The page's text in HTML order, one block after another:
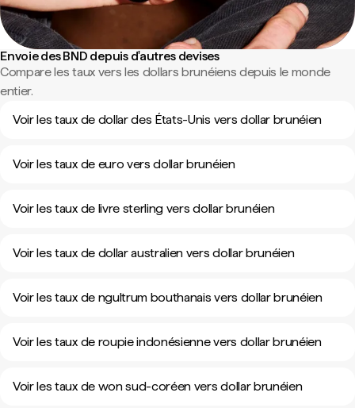
Envoie des BND depuis d'autres devises
Compare les taux vers les dollars brunéiens depuis le monde
entier.
Voir les taux de dollar des États-Unis vers dollar brunéien
Voir les taux de euro vers dollar brunéien
Voir les taux de livre sterling vers dollar brunéien
Voir les taux de dollar australien vers dollar brunéien
Voir les taux de ngultrum bouthanais vers dollar brunéien
Voir les taux de roupie indonésienne vers dollar brunéien
Voir les taux de won sud-coréen vers dollar brunéien